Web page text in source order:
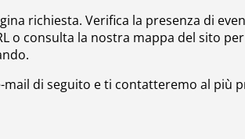
richiesta. Verifica la presenza di
o consulta la nostra mappa del sito per
di seguito e ti contatteremo al più